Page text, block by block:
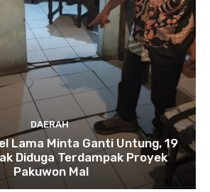
DAERAH
Lama Minta Ganti Untung, 19
Diduga Terdampak Proyek
Pakuwon Mal